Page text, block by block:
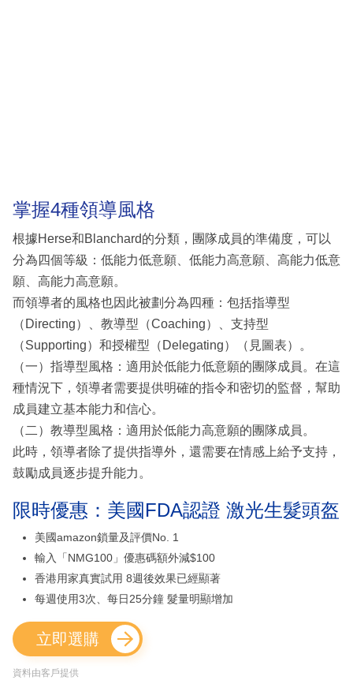
掌握4種領導風格
根據Herse和Blanchard的分類，團隊成員的準備度，可以
分為四個等級：低能力低意願、低能力高意願、高能力低意
願、高能力高意願。
而領導者的風格也因此被劃分為四種：包括指導型
（Directing）、教導型（Coaching）、支持型
（Supporting）和授權型（Delegating）（見圖表）。
（一）指導型風格：適用於低能力低意願的團隊成員。在這
種情況下，領導者需要提供明確的指令和密切的監督，幫助
成員建立基本能力和信心。
（二）教導型風格：適用於低能力高意願的團隊成員。
此時，領導者除了提供指導外，還需要在情感上給予支持，
鼓勵成員逐步提升能力。
限時優惠：美國FDA認證 激光生髮頭盔
美國amazon鎖量及評價No. 1
輸入「NMG100」優惠碼額外減$100
香港用家真實試用 8週後效果已經顯著
每週使用3次、每日25分鐘 髮量明顯增加
立即選購
資料由客戶提供